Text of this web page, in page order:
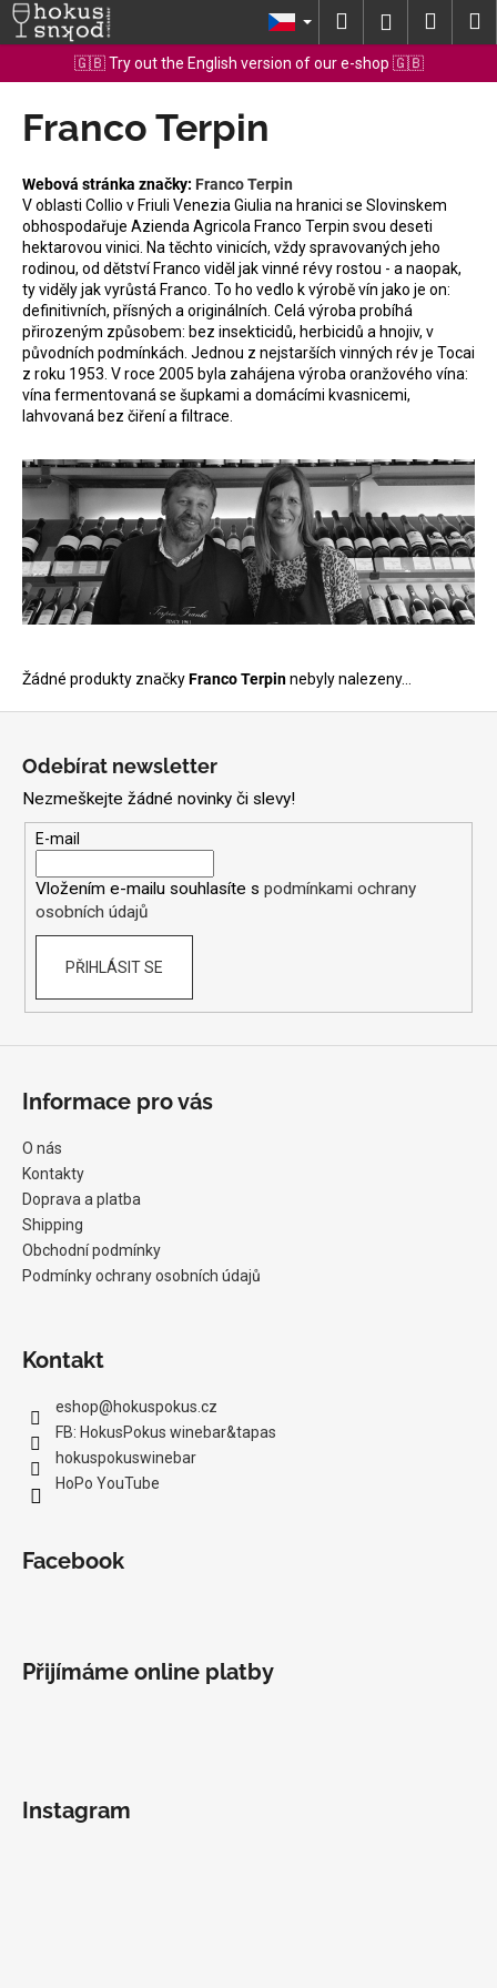
Přejít
Hledat Přihlášení
🇬🇧 Try out the English version of our e-shop 🇬🇧
Franco Terpin
Webová stránka značky: Franco Terpin
V oblasti Collio v Friuli Venezia Giulia na hranici se Slovinskem
obhospodařuje Azienda Agricola Franco Terpin svou deseti
hektarovou vinici. Na těchto vinicích, vždy spravovaných jeho
rodinou, od dětství Franco viděl jak vinné révy rostou - a naopak,
ty viděly jak vyrůstá Franco. To ho vedlo k výrobě vín jako je on:
definitivních, přísných a originálních. Celá výroba probíhá
přirozeným způsobem: bez insekticidů, herbicidů a hnojiv, v
původních podmínkách. Jednou z nejstarších vinných rév je Tocai
z roku 1953. V roce 2005 byla zahájena výroba oranžového vína:
vína fermentovaná se šupkami a domácími kvasnicemi,
lahvovaná bez čiření a filtrace.
Žádné produkty značkyFranco Terpinnebyly nalezeny...
K
o
Zpět
Zpět
C
o
p
o
t
ř
e
b
u
j
e
e
n
a
j
í
t
HLEDAT
D
u
j
m
CHRISTIAN
TSCHIDA
-
NON
TRADITION
WHITE
399
Kč
Odebírat newsletter
Nezmeškejte žádné novinky či slevy!
E-mail
Vložením e-mailu souhlasíte s podmínkami ochrany
osobních údajů
PŘIHLÁSIT SE
Informace pro vás
O nás
Kontakty
Doprava a platba
Shipping
Obchodní podmínky
Podmínky ochrany osobních údajů
Kontakt
eshop@hokuspokus.cz
FB: HokusPokus winebar&tapas
hokuspokuswinebar
HoPo YouTube
Facebook
Přijímáme online platby
Instagram